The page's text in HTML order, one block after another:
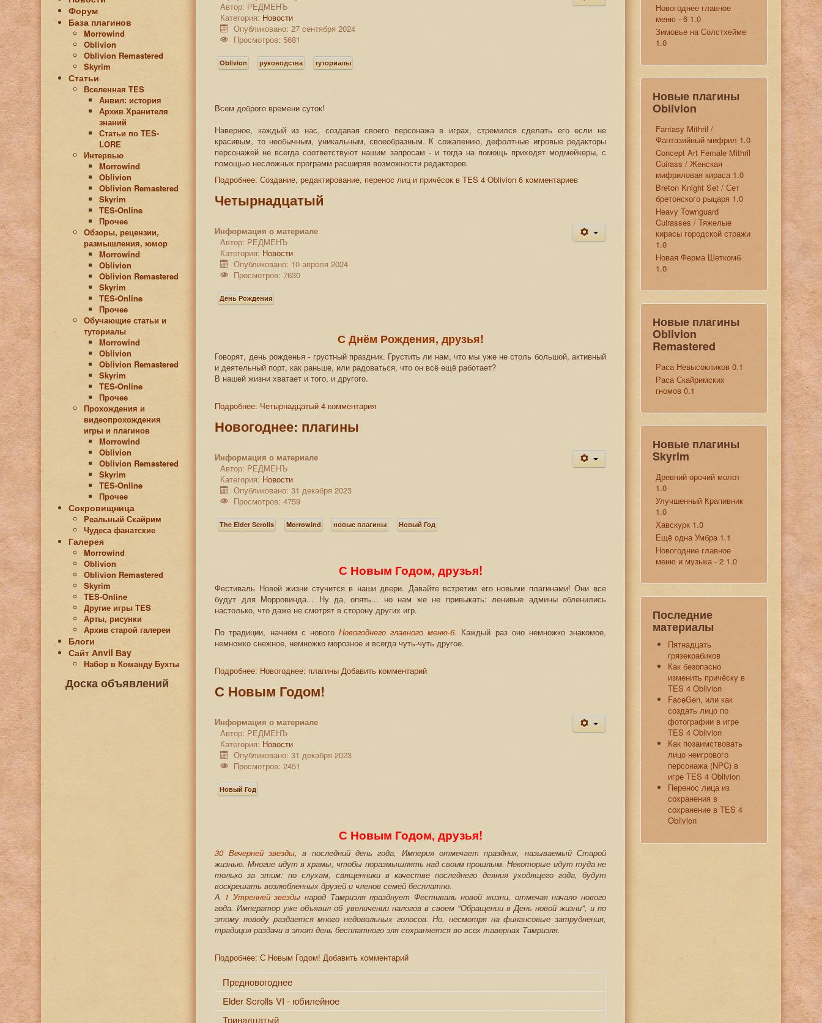
Форум
База плагинов
Morrowind
Oblivion
Oblivion Remastered
Skyrim
Статьи
Вселенная TES
Анвил: история
Архив Хранителя
знаний
Статьи по ТЕS-
LORE
Интервью
Morrowind
Oblivion
Oblivion Remastered
Skyrim
TES-Online
Прочее
Обзоры, рецензии,
размышления, юмор
Morrowind
Oblivion
Oblivion Remastered
Skyrim
TES-Online
Прочее
Обучающие статьи и
туториалы
Morrowind
Oblivion
Oblivion Remastered
Skyrim
TES-Online
Прочее
Прохождения и
видеопрохождения
игры и плагинов
Morrowind
Oblivion
Oblivion Remastered
Skyrim
TES-Online
Прочее
Сокровищница
Реальный Скайрим
Чудеса фанатские
Галерея
Morrowind
Oblivion
Oblivion Remastered
Skyrim
TES-Online
Другие игры TES
Арты, рисунки
Архив старой галереи
Блоги
Сайт Аnvil Вay
Набор в Команду Бухты
Доска объявлений
Автор: РЕДМЕНЪ
Категория: Новости
Опубликовано: 27 сентября 2024
Просмотров: 5681
Oblivion руководства туториалы
Всем доброго времени суток!
Наверное, каждый из нас, создавая своего персонажа в играх, стремился сделать его если не
красивым, то необычным, уникальным, своеобразным. К сожалению, дефолтные игровые редакторы
персонажей не всегда соответствуют нашим запросам - и тогда на помощь приходят модмейкеры, с
помощью несложных программ расширяя возможности редакторов.
Подробнее: Создание, редактирование, перенос лиц и причёсок в TES 4 Oblivion 6 комментариев
Четырнадцатый
Информация о материале
Автор: РЕДМЕНЪ
Категория: Новости
Опубликовано: 10 апреля 2024
Просмотров: 7630
День Рождения
С Днём Рождения, друзья!
Говорят, день рожденья - грустный праздник. Грустить ли нам, что мы уже не столь большой, активный
и деятельный порт, как раньше, или радоваться, что он всё ещё работает?
В нашей жизни хватает и того, и другого.
Подробнее: Четырнадцатый 4 комментария
Новогоднее: плагины
Информация о материале
Автор: РЕДМЕНЪ
Категория: Новости
Опубликовано: 31 декабря 2023
Просмотров: 4759
The Elder Scrolls Morrowind новые плагины Новый Год
С Новым Годом, друзья!
Фестиваль Новой жизни стучится в наши двери. Давайте встретим его новыми плагинами! Они все
будут для Морровинда... Ну да, опять... но нам же не привыкать: ленивые админы обленились
настолько, что даже не смотрят в сторону других игр.
По традиции, начнём с нового Новогоднего главного меню-6. Каждый раз оно немножко знакомое,
немножко снежное, немножко морозное и всегда чуть-чуть другое.
Подробнее: Новогоднее: плагины Добавить комментарий
С Новым Годом!
Информация о материале
Автор: РЕДМЕНЪ
Категория: Новости
Опубликовано: 31 декабря 2023
Просмотров: 2451
Новый Год
С Новым Годом, друзья!
30 Вечерней звезды, в последний день года, Империя отмечает праздник, называемый Старой
жизнью. Многие идут в храмы, чтобы поразмышлять над своим прошлым. Некоторые идут туда не
только за этим: по слухам, священники в качестве последнего деяния уходящего года, будут
воскрешать возлюбленных друзей и членов семей бесплатно.
А 1 Утренней звезды народ Тамриэля празднует Фестиваль новой жизни, отмечая начало нового
года. Император уже объявил об увеличении налогов в своем "Обращении в День новой жизни", и по
этому поводу раздается много недовольных голосов. Но, несмотря на финансовые затруднения,
традиция раздачи в этот день бесплатного эля сохраняется во всех тавернах Тамриэля.
Подробнее: С Новым Годом! Добавить комментарий
Предновогоднее
Elder Scrolls VI - юбилейное
Тринадцатый
Новогоднее главное
меню - 6 1.0
Зимовье на Солстхейме
1.0
Новые плагины
Oblivion
Fantasy Mithril /
Фантазийный мифрил 1.0
Concept Art Female Mithril
Cuirass / Женская
мифриловая кираса 1.0
Breton Knight Set / Сет
бретонского рыцаря 1.0
Heavy Townguard
Cuirasses / Тяжелые
кирасы городской стражи
1.0
Новая Ферма Шеткомб
1.0
Новые плагины
Oblivion
Remastered
Раса Невысокликов 0.1
Раса Скайримских
гномов 0.1
Новые плагины
Skyrim
Древний орочий молот
1.0
Улучшенный Крапивник
1.0
Хавскурк 1.0
Ещё одна Умбра 1.1
Новогодние главное
меню и музыка - 2 1.0
Последние
материалы
Пятнадцать
грязекрабиков
Как безопасно
изменить причёску в
TES 4 Oblivion
FaceGen, или как
создать лицо по
фотографии в игре
TES 4 Oblivion
Как позаимствовать
лицо неигрового
персонажа (NPC) в
игре TES 4 Oblivion
Перенос лица из
сохранения в
сохранение в TES 4
Oblivion